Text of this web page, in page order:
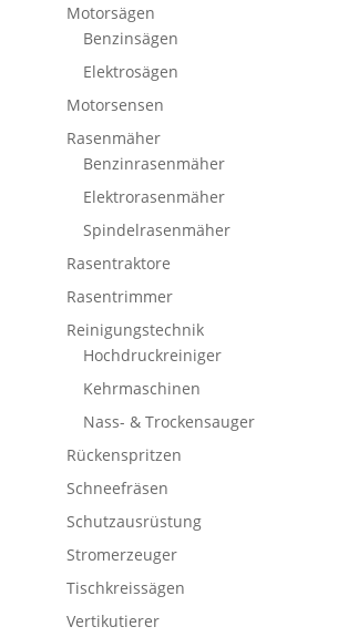
Motorsägen
Benzinsägen
Elektrosägen
Motorsensen
Rasenmäher
Benzinrasenmäher
Elektrorasenmäher
Spindelrasenmäher
Rasentraktore
Rasentrimmer
Reinigungstechnik
Hochdruckreiniger
Kehrmaschinen
Nass- & Trockensauger
Rückenspritzen
Schneefräsen
Schutzausrüstung
Stromerzeuger
Tischkreissägen
Vertikutierer